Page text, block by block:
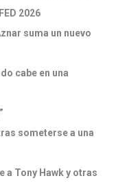
2026
suma un nuevo
cabe en una
someterse a una
a Tony Hawk y otras